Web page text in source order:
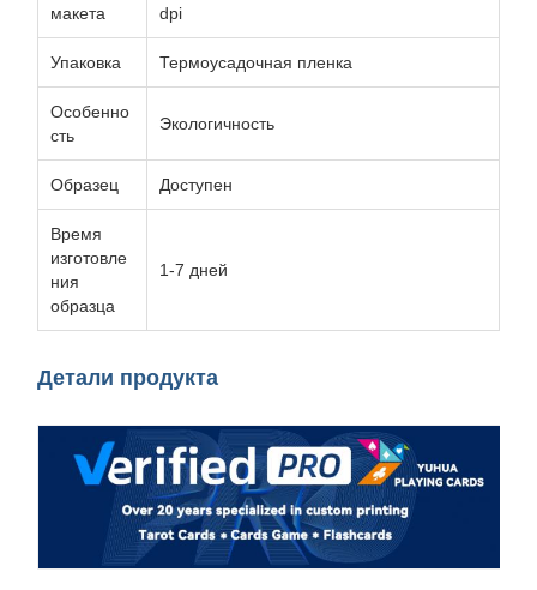
макета
dpi
Упаковка Термоусадочная пленка
Особенно
сть
Экологичность
Образец Доступен
Время
изготовле
ния
образца
1-7 дней
Детали продукта